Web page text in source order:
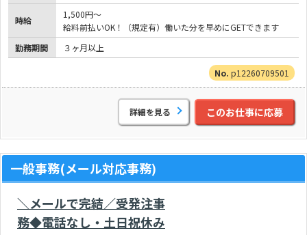
時給
1,500円～
給料前払いOK！（規定有）働いた分を早めにGETできます
勤務期間
３ヶ月以上
p12260709501
詳細を見る このお仕事に応募
一般事務(メール対応事務)
＼メールで完結／受発注事
務◆電話なし・土日祝休み